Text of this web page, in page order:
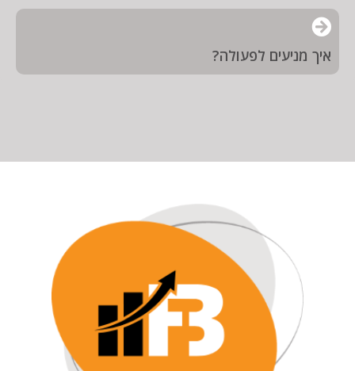
איך מניעים לפעולה?